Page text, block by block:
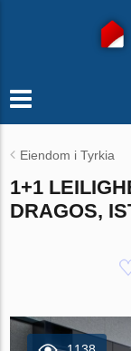
Eiendom i Tyrkia
1+1
DRAGOS,